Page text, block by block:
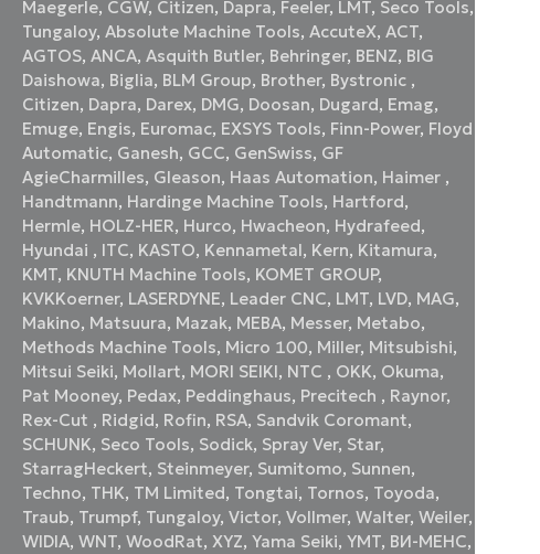
Maegerle, CGW, Citizen, Dapra, Feeler, LMT, Seco Tools,
Tungaloy,Absolute Machine Tools,AccuteX,ACT,
AGTOS,ANCA,Asquith Butler, Behringer, BENZ, BIG
Daishowa, Biglia, BLM Group, Brother, Bystronic ,
Citizen, Dapra, Darex, DMG, Doosan, Dugard, Emag,
Emuge, Engis, Euromac, EXSYS Tools, Finn-Power, Floyd
Automatic, Ganesh, GCC, GenSwiss, GF
AgieCharmilles, Gleason, Haas Automation, Haimer ,
Handtmann, Hardinge Machine Tools, Hartford,
Hermle, HOLZ-HER, Hurco, Hwacheon, Hydrafeed,
Hyundai , ITC, KASTO, Kennametal, Kern, Kitamura,
KMT, KNUTH Machine Tools, KOMET GROUP,
KVKKoerner, LASERDYNE, Leader CNC, LMT, LVD, MAG,
Makino, Matsuura, Mazak, MEBA, Messer, Metabo,
Methods Machine Tools, Micro 100, Miller, Mitsubishi,
Mitsui Seiki, Mollart, MORI SEIKI, NTC , OKK, Okuma,
Pat Mooney, Pedax, Peddinghaus, Precitech , Raynor,
Rex-Cut , Ridgid, Rofin, RSA, Sandvik Coromant,
SCHUNK, Seco Tools, Sodick, Spray Ver, Star,
StarragHeckert, Steinmeyer, Sumitomo, Sunnen,
Techno, THK, TM Limited, Tongtai, Tornos, Toyoda,
Traub, Trumpf, Tungaloy,Victor,Vollmer,Walter,Weiler,
WIDIA,WNT,WoodRat,XYZ,Yama Seiki,YMT, ВИ-МЕНС,